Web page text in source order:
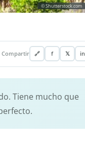
© Shutterstock.com
Compartir 🔗 f 𝕏 in
Tiene mucho que